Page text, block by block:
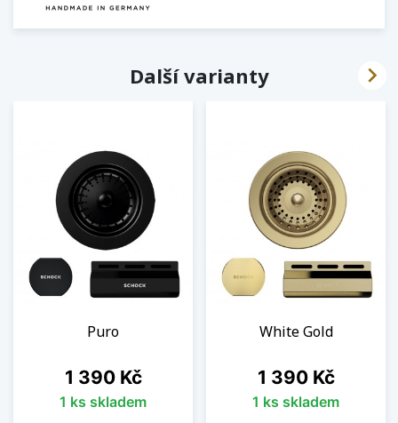
Další varianty
Puro
Cena
1 390 Kč
1 ks skladem
White Gold
Cena
1 390 Kč
1 ks skladem
